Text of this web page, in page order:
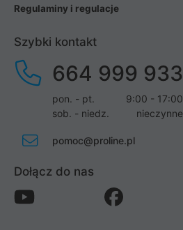
Regulaminy i regulacje
Szybki kontakt
664 999 933
pon. - pt.
9:00 - 17:00
sob. - niedz.
nieczynne
pomoc@proline.pl
Dołącz do nas